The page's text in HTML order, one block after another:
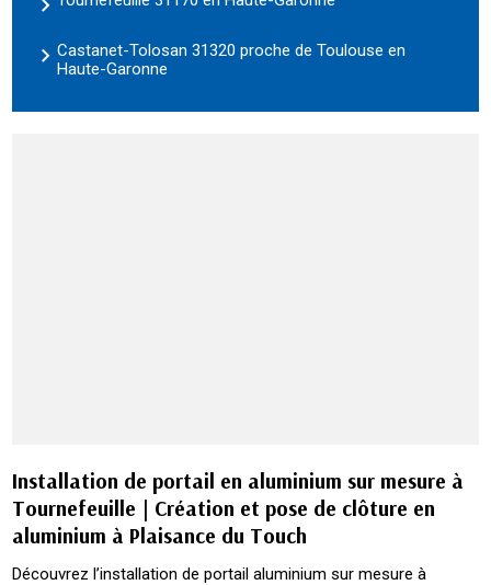
Castanet-Tolosan 31320 proche de Toulouse en
Haute-Garonne
Installation de portail en aluminium sur mesure à
Tournefeuille | Création et pose de clôture en
aluminium à Plaisance du Touch
Découvrez l’installation de portail aluminium sur mesure à